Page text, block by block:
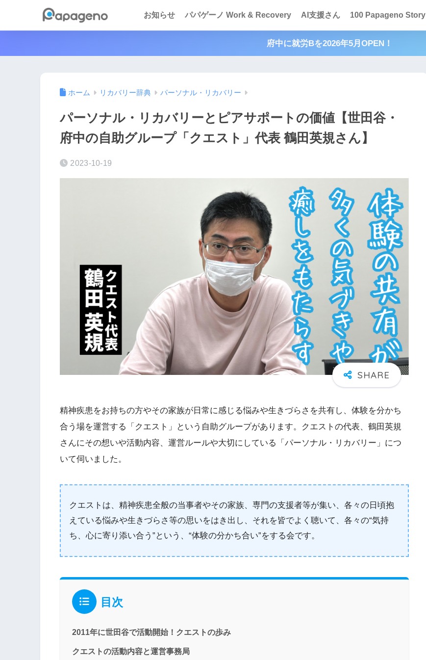
お知らせ パパゲーノ Work & Recovery AI支援さん 100 Papageno Story
府中に就労Bを2026年5月OPEN！
ホーム リカバリー辞典 パーソナル・リカバリー
パーソナル・リカバリーとピアサポートの価値【世田谷・
府中の自助グループ「クエスト」代表 鶴田英規さん】
2023-10-19
精神疾患をお持ちの方やその家族が日常に感じる悩みや生きづらさを共有し、体験を分かち
合う場を運営する「クエスト」という自助グループがあります。クエストの代表、鶴田英規
さんにその想いや活動内容、運営ルールや大切にしている「パーソナル・リカバリー」につ
いて伺いました。
クエストは、精神疾患全般の当事者やその家族、専門の支援者等が集い、各々の日頃抱
えている悩みや生きづらさ等の思いをはき出し、それを皆でよく聴いて、各々の“気持
ち、心に寄り添い合う”という、“体験の分かち合い”をする会です。
目次
2011年に世田谷で活動開始！クエストの歩み
クエストの活動内容と運営事務局